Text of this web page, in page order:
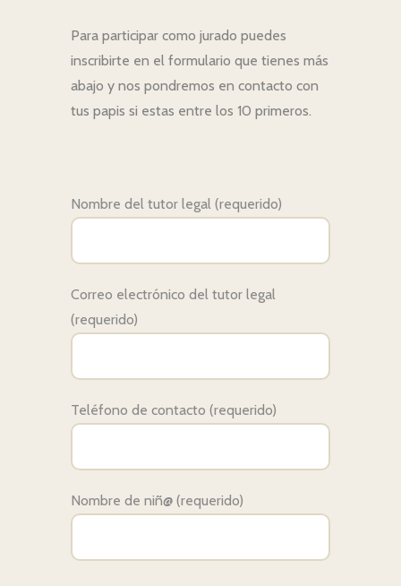
Para participar como jurado puedes
inscribirte en el formulario que tienes más
abajo y nos pondremos en contacto con
tus papis si estas entre los 10 primeros.
Nombre del tutor legal (requerido)
Correo electrónico del tutor legal
(requerido)
Teléfono de contacto (requerido)
Nombre de niñ@ (requerido)